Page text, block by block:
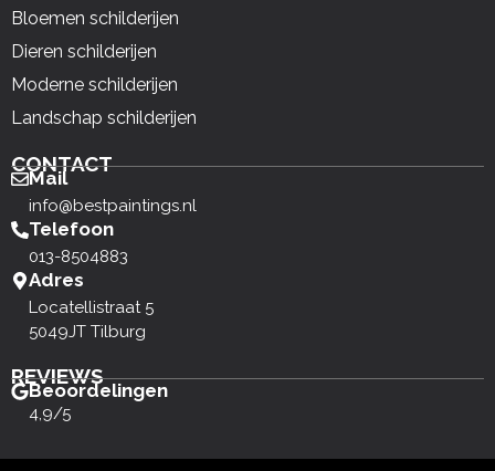
Bloemen schilderijen
Dieren schilderijen
Moderne schilderijen
Landschap schilderijen
CONTACT
Mail
info@bestpaintings.nl
Telefoon
013-8504883
Adres
Locatellistraat 5
5049JT Tilburg
REVIEWS
Beoordelingen
4,9/5